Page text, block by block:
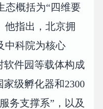
态概括为“四维要
他指出，北京拥
中科院为核心
软件园等载体构成
家级孵化器和2300
务支撑系”，以及